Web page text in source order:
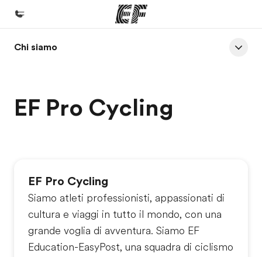
Homepage
Programmi
Vedi la nostra offerta
Chi siamo
La nostra organizzazione
Lavora con noi
Chi siamo
EF Pro Cycling
EF Pro Cycling
Siamo atleti professionisti, appassionati di
cultura e viaggi in tutto il mondo, con una
grande voglia di avventura. Siamo EF
Education-EasyPost, una squadra di ciclismo